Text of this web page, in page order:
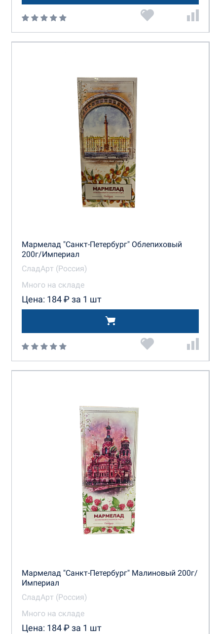
Мармелад "Санкт-Петербург" Облепиховый
200г/Империал
СладАрт (Россия)
Много на складе
Цена: 184 ₽ за 1 шт
Мармелад "Санкт-Петербург" Малиновый 200г/
Империал
СладАрт (Россия)
Много на складе
Цена: 184 ₽ за 1 шт